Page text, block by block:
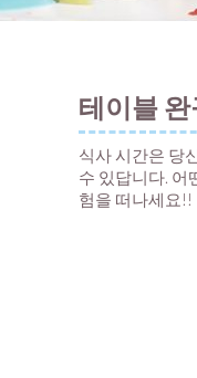
테이블 완
식사 시간은 당
수 있답니다. 어
험을 떠나세요!!